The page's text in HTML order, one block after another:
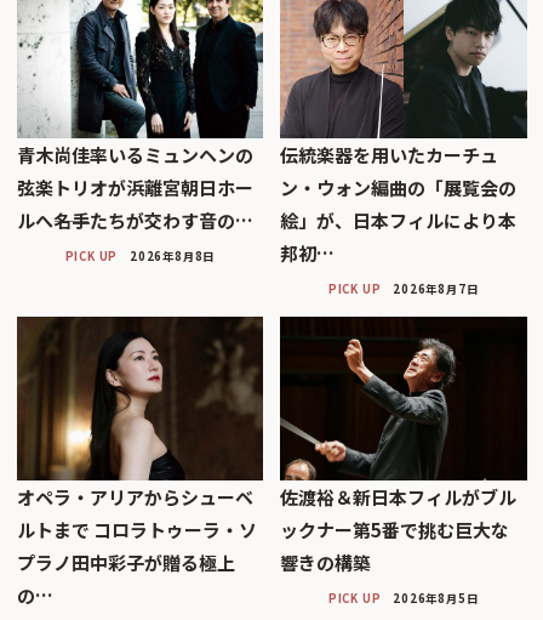
青木尚佳率いるミュンヘンの
弦楽トリオが浜離宮朝日ホー
ルへ――名手たちが交わす音の…
PICK UP 2026年8月8日
伝統楽器を用いたカーチュ
ン・ウォン編曲の「展覧会の
絵」が、日本フィルにより本
邦初…
PICK UP 2026年8月7日
オペラ・アリアからシューベ
ルトまで コロラトゥーラ・ソ
プラノ田中彩子が贈る極上
の…
佐渡裕＆新日本フィルがブル
ックナー第5番で挑む巨大な
響きの構築
PICK UP 2026年8月5日